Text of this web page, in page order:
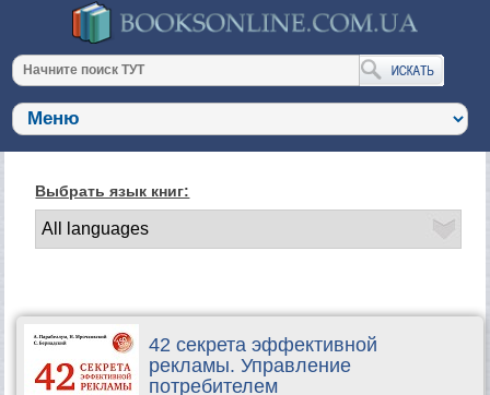
Выбрать язык книг:
42 секрета эффективной
рекламы. Управление
потребителем